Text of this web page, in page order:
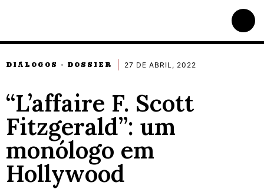
DIÁLOGOS · DOSSIER 27 DE ABRIL, 2022
“L’affaire F. Scott
Fitzgerald”: um
monólogo em
Hollywood